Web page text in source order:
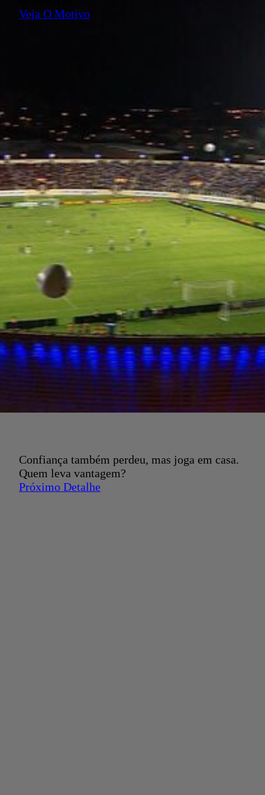
Veja O Motivo
Confiança também perdeu, mas joga em casa.
Quem leva vantagem?
Próximo Detalhe